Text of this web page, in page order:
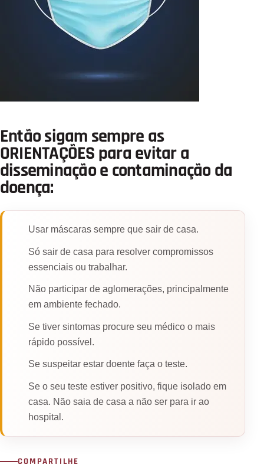
Então sigam sempre as
ORIENTAÇÕES para evitar a
disseminação e contaminação da
doença:
Usar máscaras sempre que sair de casa.
Só sair de casa para resolver compromissos
essenciais ou trabalhar.
Não participar de aglomerações, principalmente
em ambiente fechado.
Se tiver sintomas procure seu médico o mais
rápido possível.
Se suspeitar estar doente faça o teste.
Se o seu teste estiver positivo, fique isolado em
casa. Não saia de casa a não ser para ir ao
hospital.
COMPARTILHE